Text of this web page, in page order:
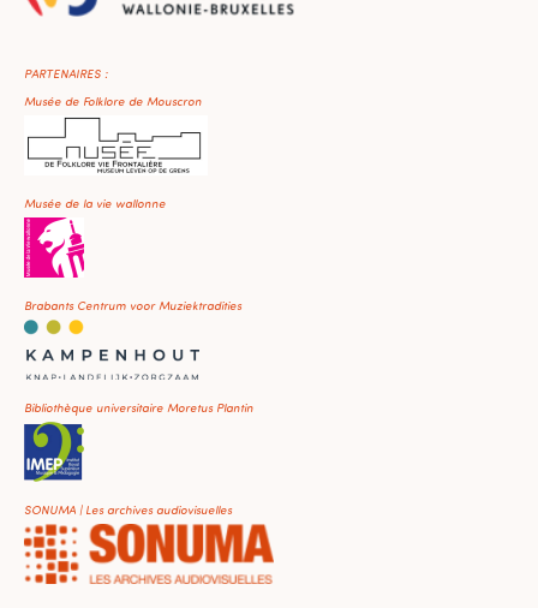
PARTENAIRES :
Musée de Folklore de Mouscron
Musée de la vie wallonne
Brabants Centrum voor Muziektradities
Bibliothèque universitaire Moretus Plantin
SONUMA | Les archives audiovisuelles